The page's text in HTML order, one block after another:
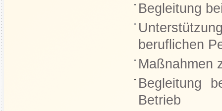
Begleitung
beruflichen
Maßnahmen
Begleitung
Betrieb